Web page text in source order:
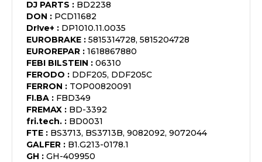
DJ PARTS : BD2238
DON : PCD11682
Dr!ve+ : DP1010.11.0035
EUROBRAKE : 5815314728, 5815204728
EUROREPAR : 1618867880
FEBI BILSTEIN : 06310
FERODO : DDF205, DDF205C
FERRON : TOP00820091
FI.BA : FBD349
FREMAX : BD-3392
fri.tech. : BD0031
FTE : BS3713, BS3713B, 9082092, 9072044
GALFER : B1.G213-0178.1
GH : GH-409950